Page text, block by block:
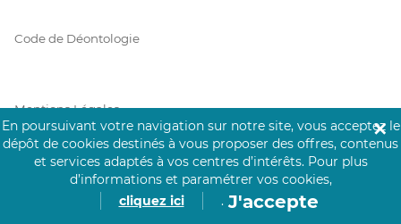
Code de Déontologie
Mentions Légales
Prérequis Click&Care
En poursuivant votre navigation sur notre site, vous acceptez le
dépôt de cookies destinés à vous proposer des offres, contenus
et services adaptés à vos centres d’intérêts. Pour plus
d’informations et paramétrer vos cookies,
cliquez ici
. J'accepte
✕